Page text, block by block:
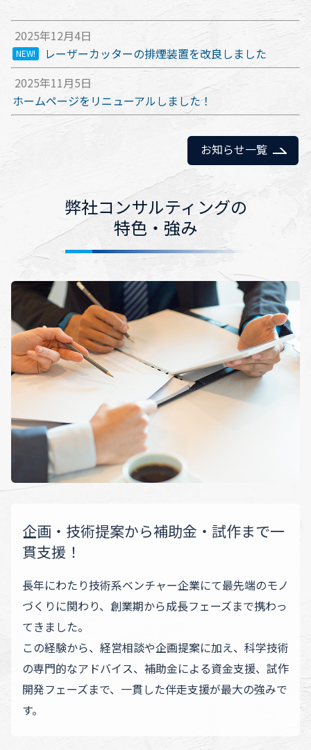
2025年12月4日
NEW!
レーザーカッターの排煙装置を改良しました
2025年11月5日
ホームページをリニューアルしました！
お知らせ一覧
弊社コンサルティングの
特色・強み
企画・技術提案から補助金・試作まで一
貫支援！
長年にわたり技術系ベンチャー企業にて最先端のモノ
づくりに関わり、創業期から成長フェーズまで携わっ
てきました。
この経験から、経営相談や企画提案に加え、科学技術
の専門的なアドバイス、補助金による資金支援、試作
開発フェーズまで、一貫した伴走支援が最大の強みで
す。